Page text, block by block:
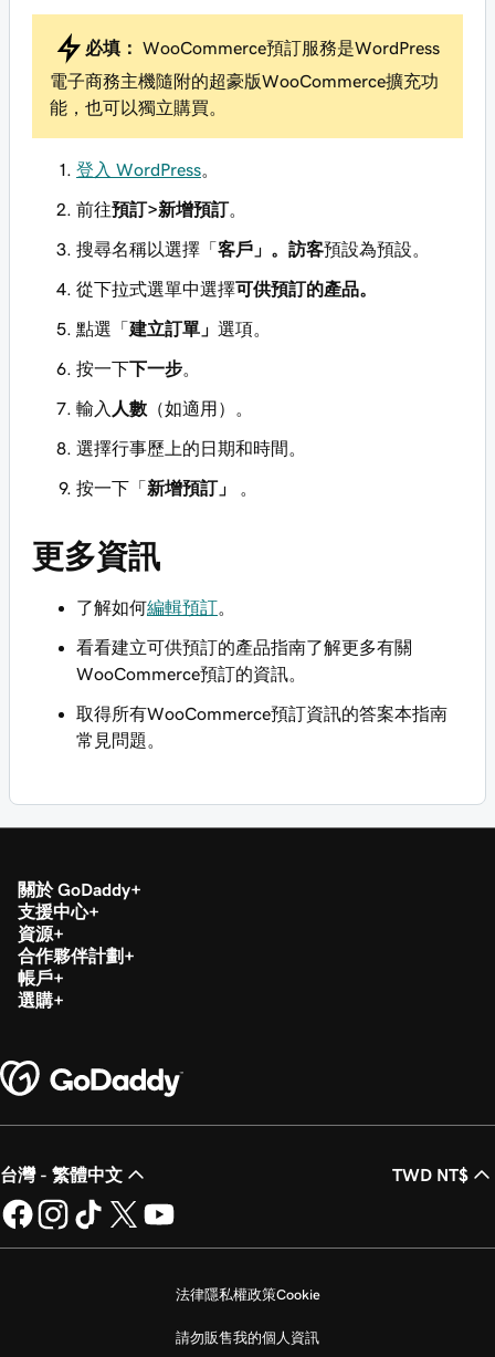
必填：
WooCommerce預訂服務是WordPress
電子商務主機隨附的超豪版WooCommerce擴充功
能，也可以獨立購買。
登入 WordPress
前往預訂>新增預訂。
搜尋名稱以選擇「 客戶」。 訪客預設為預設。
從下拉式選單中選擇可供預訂的產品。
點選「 建立訂單」 選項。
按一下下一步
輸入 人數 （如適用）。
選擇行事歷上的日期和時間。
按一下「 新增預訂」
更多資訊
了解如何編輯預訂
看看建立可供預訂的產品指南了解更多有關
WooCommerce預訂的資訊。
取得所有WooCommerce預訂資訊的答案本指南
常見問題
關於 GoDaddy
支援中心
資源
合作夥伴計劃
帳戶
選購
台灣 - 繁體中文 TWD NT$
法律隱私權政策Cookie
請勿販售我的個人資訊